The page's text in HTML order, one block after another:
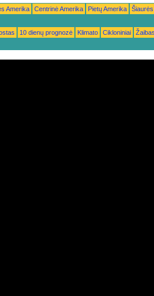
Amerika Centrinė Amerika Pietų Amerika
10 dienų prognozė Klimato Cikloniniai